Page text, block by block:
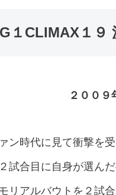
G１CLIMAX１９
２００９
ン時代に見て衝撃を
試合目に自身が選ん
リアルバウトを２試合